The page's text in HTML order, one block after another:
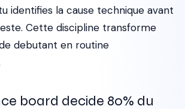
identifies la cause technique avant
Cette discipline transforme
debutant en routine
board decide 80% du